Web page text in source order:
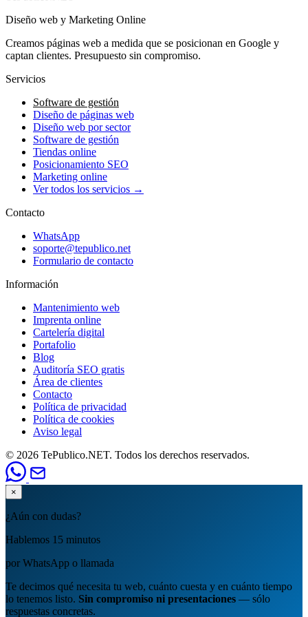
Diseño web y Marketing Online
Creamos páginas web a medida que se posicionan en Google y
captan clientes. Presupuesto sin compromiso.
Servicios
Software de gestión
Diseño de páginas web
Diseño web por sector
Software de gestión
Tiendas online
Posicionamiento SEO
Marketing online
Ver todos los servicios →
Contacto
WhatsApp
soporte@tepublico.net
Formulario de contacto
Información
Mantenimiento web
Imprenta online
Cartelería digital
Portafolio
Blog
Auditoría SEO gratis
Área de clientes
Contacto
Política de privacidad
Política de cookies
Aviso legal
© 2026 TePublico.NET. Todos los derechos reservados.
×
¿Aún con dudas?
Hablemos 15 minutos
por WhatsApp o llamada
Te decimos qué necesita tu web, cuánto cuesta y en cuánto tiempo
lo tenemos listo. Sin compromiso ni presentaciones — sólo
respuestas concretas.